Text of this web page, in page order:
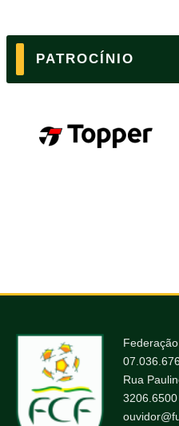
PATROCÍNIO
Rua
3206.6500